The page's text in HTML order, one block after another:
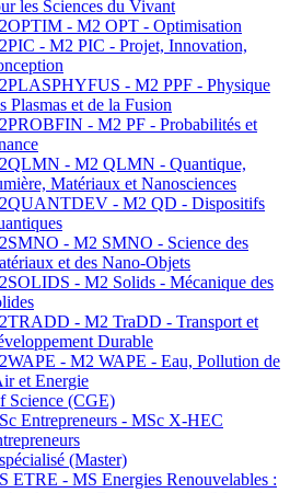
les Sciences du Vivant
- M2 OPT - Optimisation
- M2 PIC - Projet, Innovation,
- M2 PPF - Physique
Plasmas et de la Fusion
- M2 PF - Probabilités et
- M2 QLMN - Quantique,
Matériaux et Nanosciences
- M2 QD - Dispositifs
- M2 SMNO - Science des
et des Nano-Objets
- M2 Solids - Mécanique des
- M2 TraDD - Transport et
Durable
- M2 WAPE - Eau, Pollution de
et Energie
Science (CGE)
Entrepreneurs - MSc X-HEC
(Master)
ETRE - MS Energies Renouvelables :